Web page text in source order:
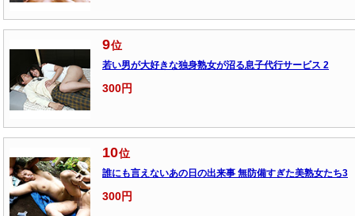
9位
若い男が大好きな独身熟女が沼る息子代行サービス 2
300円
10位
誰にも言えないあの日の出来事 無防備すぎた美熟女たち3
300円